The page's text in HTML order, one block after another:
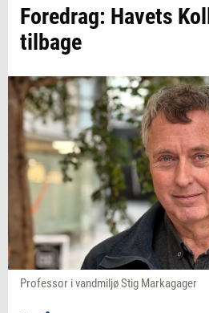
Foredrag: Havets
tilbage
Professor i vandmiljø Stig Markagager